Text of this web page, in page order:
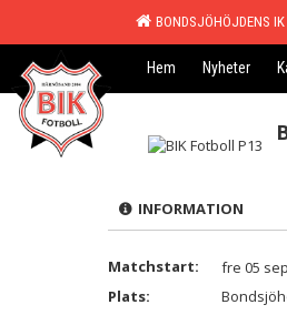
BONDSJÖHÖJDENS IK
Hem Nyheter
INFORMATION
Matchstart:
fre 05
Plats: